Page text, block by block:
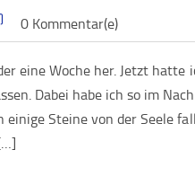
0 Kommentar(e)
eine Woche her. Jetzt hatte
Dabei habe ich so im
Steine von der Seele